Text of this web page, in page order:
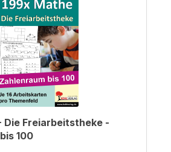
Die Freiarbeitstheke -
100